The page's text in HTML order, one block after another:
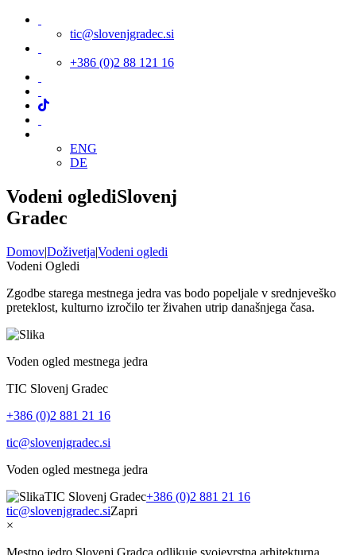
tic@slovenjgradec.si
+386 (0)2 88 121 16
ENG
DE
Vodeni oglediSlovenj
Gradec
Domov|Doživetja|Vodeni ogledi
Vodeni Ogledi
Zgodbe starega mestnega jedra vas bodo popeljale v srednjeveško
preteklost, kulturno izročilo ter živahen utrip današnjega časa.
Voden ogled mestnega jedra
TIC Slovenj Gradec
+386 (0)2 881 21 16
tic@slovenjgradec.si
Voden ogled mestnega jedra
TIC Slovenj Gradec+386 (0)2 881 21 16
tic@slovenjgradec.siZapri
×
Mestno jedro Slovenj Gradca odlikuje svojevrstna arhitekturna